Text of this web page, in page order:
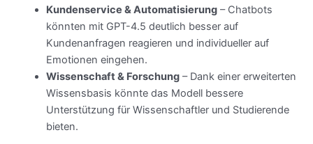
Kundenservice & Automatisierung – Chatbots
könnten mit GPT-4.5 deutlich besser auf
Kundenanfragen reagieren und individueller auf
Emotionen eingehen.
Wissenschaft & Forschung – Dank einer erweiterten
Wissensbasis könnte das Modell bessere
Unterstützung für Wissenschaftler und Studierende
bieten.